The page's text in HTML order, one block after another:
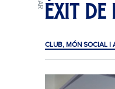
Èxit de
CLUB, MÓN SOCIAL I